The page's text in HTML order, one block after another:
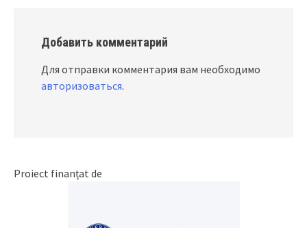
Добавить комментарий
Для отправки комментария вам необходимо
авторизоваться.
Proiect finanțat de